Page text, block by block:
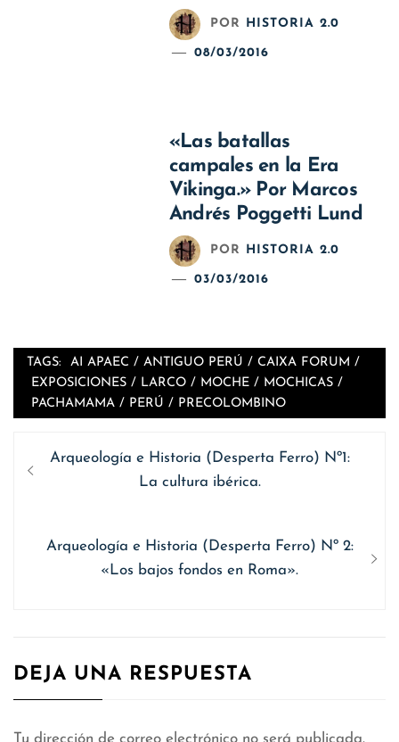
POR HISTORIA 2.0
08/03/2016
«Las batallas
campales en la Era
Vikinga.» Por Marcos
Andrés Poggetti Lund
POR HISTORIA 2.0
03/03/2016
TAGS: AI APAEC / ANTIGUO PERÚ / CAIXA FORUM /
EXPOSICIONES / LARCO / MOCHE / MOCHICAS /
PACHAMAMA / PERÚ / PRECOLOMBINO
Navegación
de
Entrada
Arqueología e Historia (Desperta Ferro) Nº1:
La cultura ibérica.
Siguiente
Arqueología e Historia (Desperta Ferro) Nº 2:
«Los bajos fondos en Roma».
DEJA UNA RESPUESTA